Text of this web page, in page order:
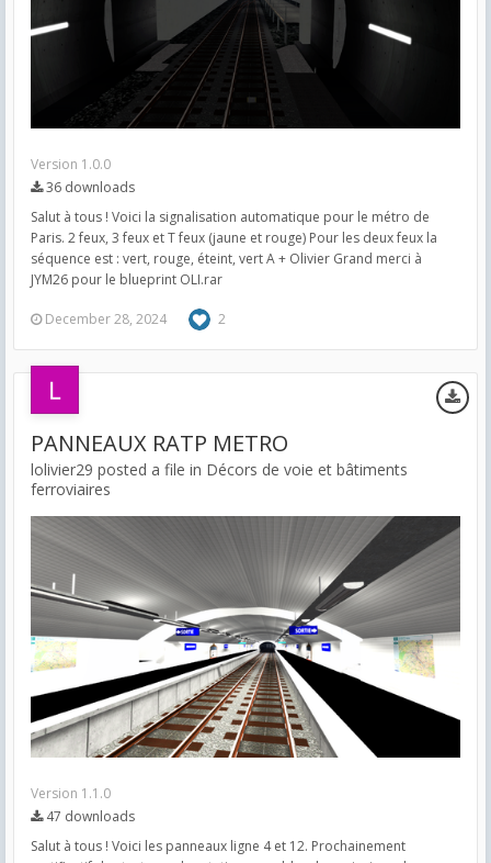
Version 1.0.0
36 downloads
Salut à tous ! Voici la signalisation automatique pour le métro de
Paris. 2 feux, 3 feux et T feux (jaune et rouge) Pour les deux feux la
séquence est : vert, rouge, éteint, vert A + Olivier Grand merci à
JYM26 pour le blueprint OLI.rar
December 28, 2024 2
PANNEAUX RATP METRO
lolivier29 posted a file in Décors de voie et bâtiments
ferroviaires
Version 1.1.0
47 downloads
Salut à tous ! Voici les panneaux ligne 4 et 12. Prochainement